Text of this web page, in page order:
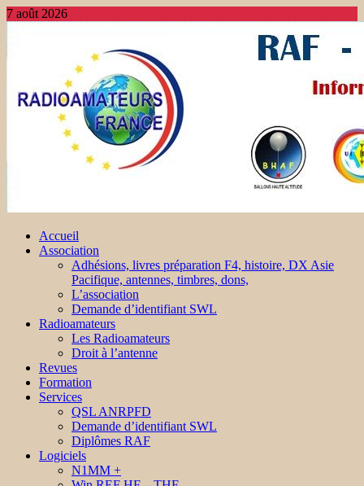
7 août 2026
Accueil
Association
Adhésions, livres préparation F4, histoire, DX Asie
Pacifique, antennes, timbres, dons,
L’association
Demande d’identifiant SWL
Radioamateurs
Les Radioamateurs
Droit à l’antenne
Revues
Formation
Services
QSL ANRPFD
Demande d’identifiant SWL
Diplômes RAF
Logiciels
N1MM +